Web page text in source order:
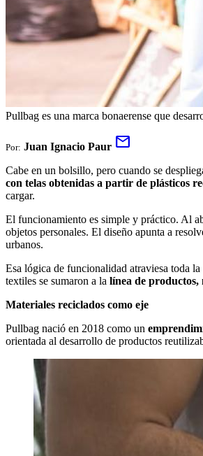
Pullbag es una marca bonaerense que
Por: Juan Ignacio Paur mail
Cabe en un bolsillo, pero cuando se
con telas obtenidas a partir de plásticos
cargar.
El funcionamiento es simple y práctico. Al
objetos personales. El diseño apunta a
urbanos.
Esa lógica de funcionalidad atraviesa toda
textiles se sumaron a la línea de
Materiales reciclados como eje
Pullbag nació en 2018 como un
orientada al desarrollo de productos